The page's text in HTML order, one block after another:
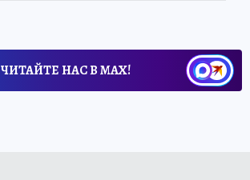
ЧИТАЙТЕ НАС В МАХ!